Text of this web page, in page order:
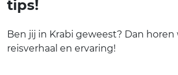
tips!
Ben jij in Krabi geweest? Dan
reisverhaal en ervaring!